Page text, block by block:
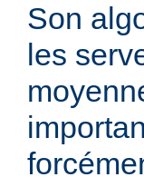
Son
les